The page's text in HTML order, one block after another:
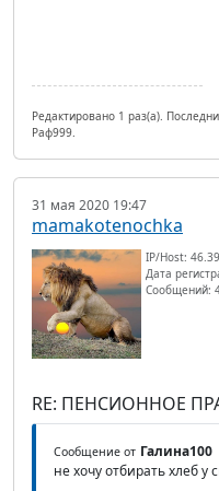
Редактировано 1 раз(а).
Раф999.
31 мая 2020 19:47
mamakotenochka
IP/Host:
Дата
Сообщений:
RE: ПЕНСИОННОЕ
Сообщение от Галина100
не хочу отбирать хлеб у